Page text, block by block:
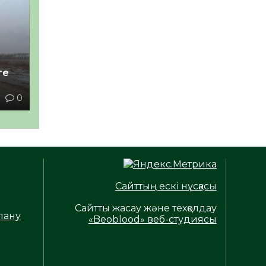
0
Сайттың ескі нұсқасы
Сайтты жасау және техқолдау
«Beoblood» веб-студиясы